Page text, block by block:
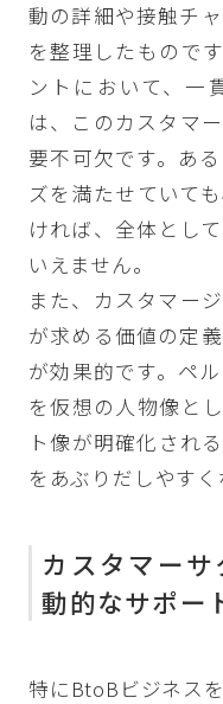
動の詳細や接触チ
を整理したもので
ントにおいて、一
は、このカスタマ
要不可欠です。あ
ズを満たせていて
ければ、全体とし
いえません。
また、カスタマー
が求める価値の定義
が効果的です。ペ
を仮想の人物像と
ト像が明確化され
をあぶりだしやすく
カスタマー
動的なサポー
特にBtoBビジネス